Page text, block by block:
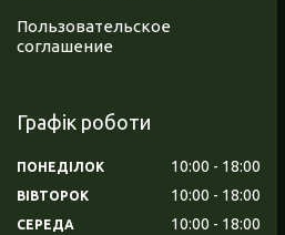
Пользовательское
соглашение
Графік роботи
ПОНЕДІЛОК 10:00 18:00
ВІВТОРОК 10:00 18:00
СЕРЕДА 10:00 18:00